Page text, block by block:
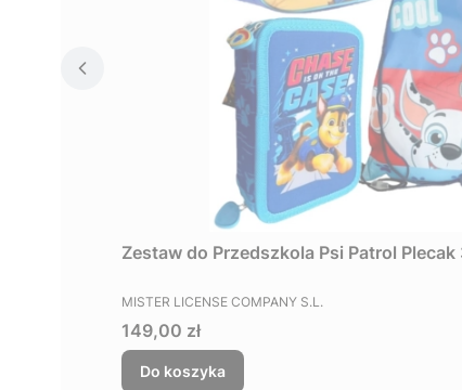
Zestaw do Przedszkola Psi Patrol
PRODUCENT
MISTER LICENSE COMPANY S.L.
Cena
149,00 zł
Do koszyka